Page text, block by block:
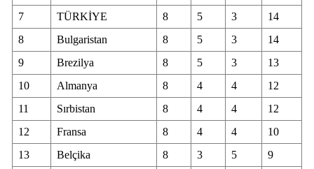
Sinop
Sivas
Tekirdağ
Tokat
Trabzon
7
TÜRKİYE 8 5 3
14
8
Bulgaristan 8 5 3
14
9
Brezilya 8 5 3
13
10
Almanya 8 4 4
12
11
Sırbistan 8 4 4
12
12
Fransa 8 4 4
10
13
Belçika 8 3 5
9